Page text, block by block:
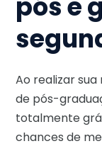
Ao realizar
de pós-
totalmente
chances de